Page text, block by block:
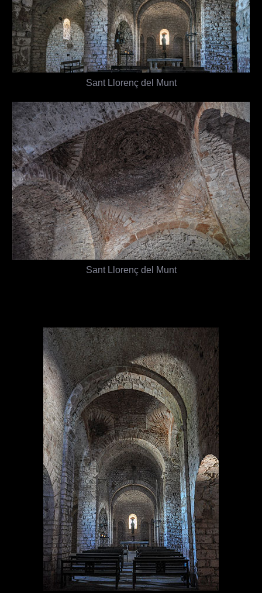
Sant Llorenç del Munt
Sant Llorenç del Munt